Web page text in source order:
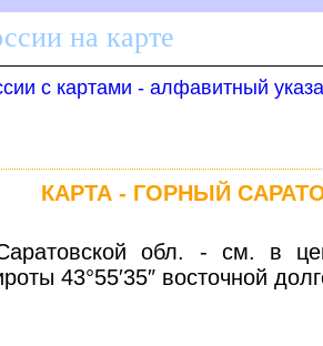
на карте
с картами - алфавитный
КАРТА - ГОРНЫЙ
обл. - см. в
43°55′35″ восточной